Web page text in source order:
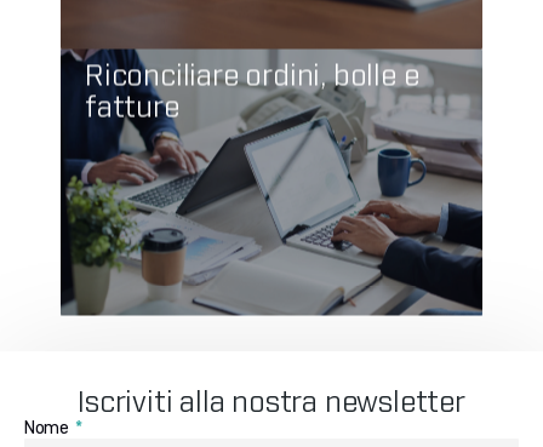
Riconciliare ordini, bolle e
fatture
Iscriviti alla nostra newsletter
Nome